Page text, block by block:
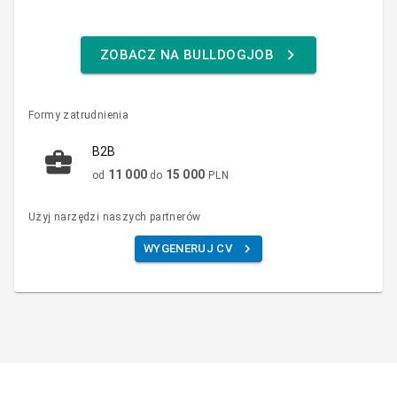
ZOBACZ NA BULLDOGJOB
Formy zatrudnienia
B2B
od 11 000 do 15 000 PLN
Użyj narzędzi naszych partnerów
WYGENERUJ CV